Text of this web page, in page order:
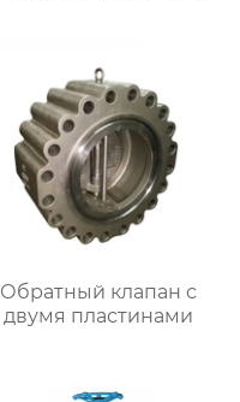
Обратный клапан с
двумя пластинами